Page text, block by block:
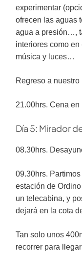
experimentar
ofrecen las aguas
agua a presión…,
interiores como
música y luces…
Regreso a nuestro
21.00hrs. Cena en
Día 5: Mirador
08.30hrs.
09.30hrs.
estación de
un telecabina, y
dejará en la cota
Tan solo unos
recorrer para